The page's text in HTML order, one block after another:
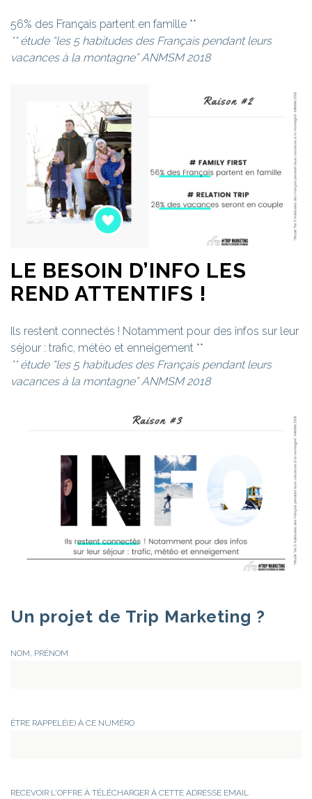
56% des Français partent en famille **
** étude “les 5 habitudes des Français pendant leurs
vacances à la montagne” ANMSM 2018
LE BESOIN D’INFO LES
REND ATTENTIFS !
Ils restent connectés ! Notamment pour des infos sur leur
séjour : trafic, météo et enneigement **
** étude “les 5 habitudes des Français pendant leurs
vacances à la montagne” ANMSM 2018
Un projet de Trip Marketing ?
NOM, PRÉNOM
ÊTRE RAPPELÉ(E) À CE NUMÉRO
RECEVOIR L'OFFRE À TÉLÉCHARGER À CETTE ADRESSE EMAIL